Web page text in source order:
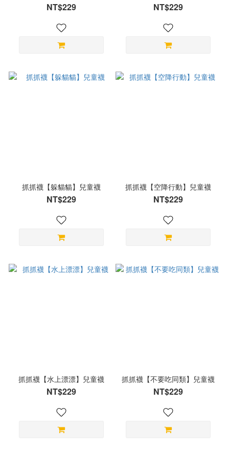
NT$229 NT$229
抓抓襪【躲貓貓】兒童襪
NT$229
抓抓襪【空降行動】兒童襪
NT$229
抓抓襪【水上漂漂】兒童襪
NT$229
抓抓襪【不要吃同類】兒童襪
NT$229